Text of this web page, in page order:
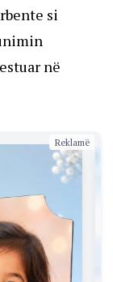
si
në
Reklamë